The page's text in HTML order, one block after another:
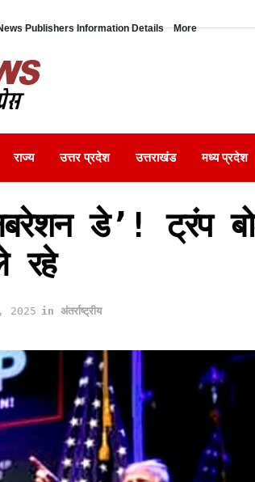
Publishers Information Details More
राज्य उत्तर प्रदेश उत्तराखंड मध्य प्रदेश
डे’! ट्रंप
रहे
2025 in अंतर्राष्ट्रीय